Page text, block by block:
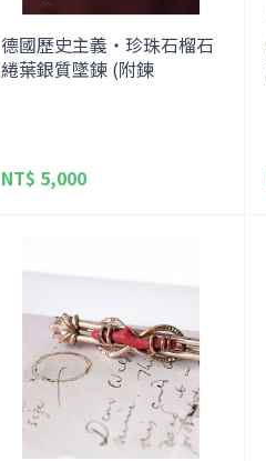
德國歷史主義・珍珠石榴石
綣葉銀質墜鍊 (附鍊
NT$ 5,000